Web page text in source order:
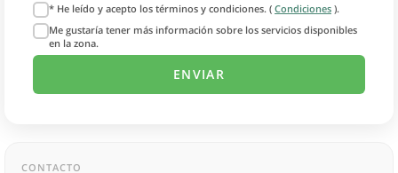
* He leído y acepto los términos y condiciones. ( Condiciones ).
Me gustaría tener más información sobre los servicios disponibles
en la zona.
CONTACTO